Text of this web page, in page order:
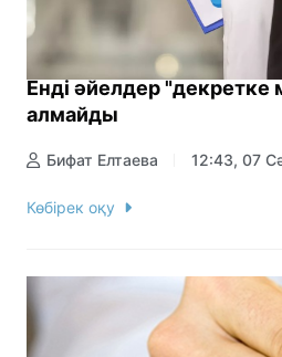
Енді әйелдер
алмайды
Бифат Елтаева 12:43, 07
Көбірек оқу